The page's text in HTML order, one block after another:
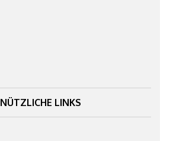
NÜTZLICHE LINKS